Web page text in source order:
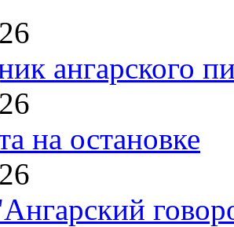
ангарского
на остановке